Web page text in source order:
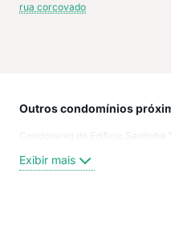
rua corcovado
Outros condomínios
Condominio do Edificio Santinha
Exibir mais